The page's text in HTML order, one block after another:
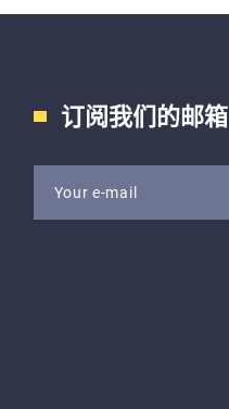
订阅我们的邮箱
Your e-mail